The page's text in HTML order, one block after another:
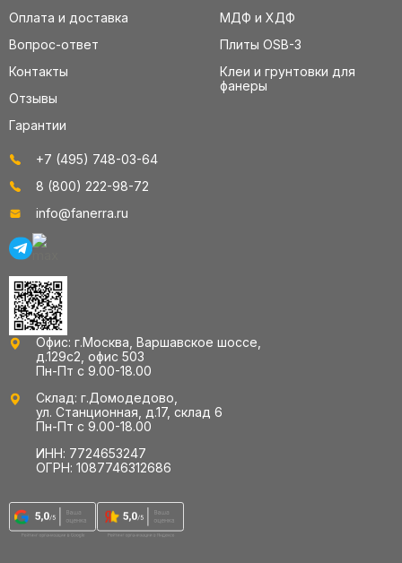
Оплата и доставка
Вопрос-ответ
Контакты
Отзывы
Гарантии
МДФ и ХДФ
Плиты OSB-3
Клеи и грунтовки для
фанеры
+7 (495) 748-03-64
8 (800) 222-98-72
info@fanerra.ru
Офис: г.Москва, Варшавское шоссе,
д.129с2, офис 503
Пн-Пт с 9.00-18.00
Склад: г.Домодедово,
ул. Станционная, д.17, склад 6
Пн-Пт с 9.00-18.00
ИНН: 7724653247
ОГРН: 1087746312686